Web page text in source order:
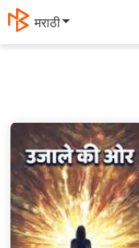
मराठी